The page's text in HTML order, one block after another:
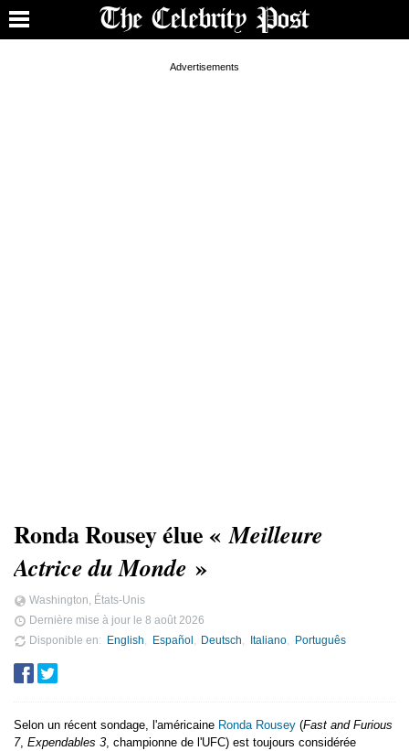
Ronda Rousey élue «Meilleure
Actrice du Monde »
Washington, États-Unis
Dernière mise à jour le 8 août 2026
Disponible en
English Español Deutsch Italiano Português
Selon un récent sondage, l'américaine Ronda Rousey (Fast and Furious
7, Expendables 3, championne de l'UFC) est toujours considérée